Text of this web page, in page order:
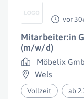
vor
Mitarbeiter:in
(m/w/d)
Möbelix
Wels
Vollzeit ab